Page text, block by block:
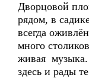
Дворцовой
рядом, в
всегда
много
живая музыка.
здесь и рады